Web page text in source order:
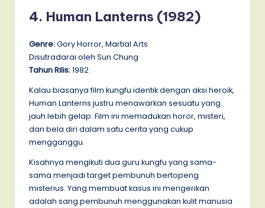
4. Human Lanterns (1982)
Genre:Gory Horror, Martial Arts
Disutradarai oleh Sun Chung
Tahun Rilis:1982
Kalau biasanya film kungfu identik dengan aksi heroik,
Human Lanterns justru menawarkan sesuatu yang
jauh lebih gelap. Film ini memadukan horor, misteri,
dan bela diri dalam satu cerita yang cukup
mengganggu.
Kisahnya mengikuti dua guru kungfu yang sama-
sama menjadi target pembunuh bertopeng
misterius. Yang membuat kasus ini mengerikan
adalah sang pembunuh menggunakan kulit manusia